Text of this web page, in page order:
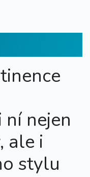
nejen
ale i
stylu